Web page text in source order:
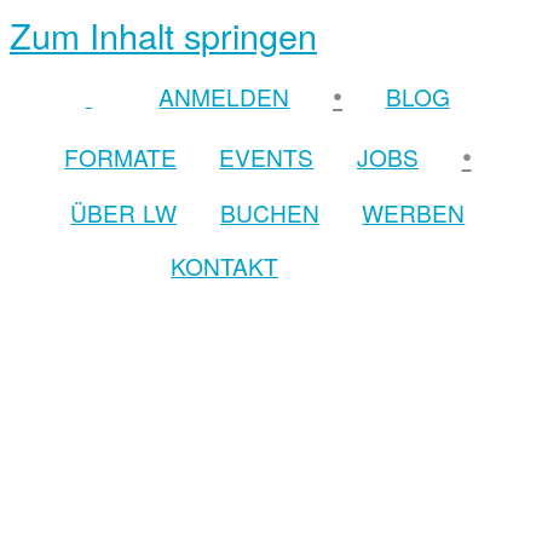
Zum Inhalt springen
ANMELDEN •
BLOG
FORMATE
EVENTS JOBS •
ÜBER LW BUCHEN
WERBEN
KONTAKT